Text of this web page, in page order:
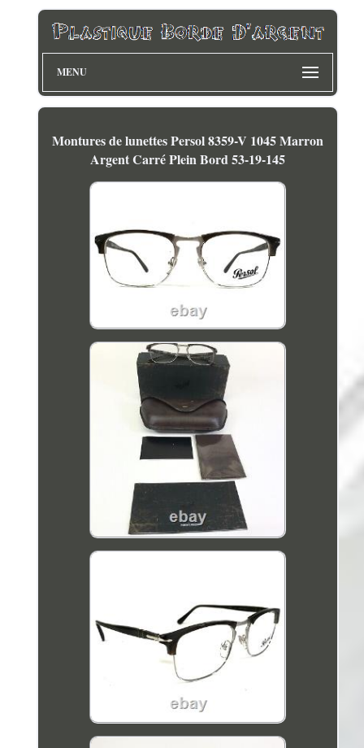
MENU
Montures de lunettes Persol 8359-V 1045 Marron
Argent Carré Plein Bord 53-19-145